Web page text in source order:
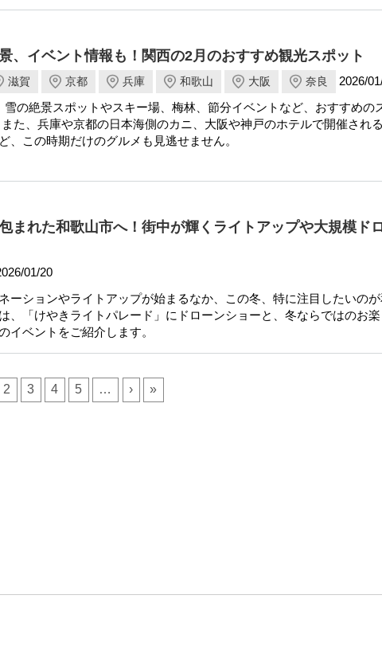
、イベント情報も！関西の2月のおすすめ観光スポット
滋賀 京都 兵庫 和歌山 大阪 奈良
2026/
雪の絶景スポットやスキー場、梅林、節分イベントなど、おすすめの
た、兵庫や京都の日本海側のカニ、大阪や神戸のホテルで開催され
、この時期だけのグルメも見逃せません。
まれた和歌山市へ！街中が輝くライトアップや大規模ド
01/20
ーションやライトアップが始まるなか、この冬、特に注目したいの
、「けやきライトパレード」にドローンショーと、冬ならではのお
イベントをご紹介します。
2 3 4 5 … › »